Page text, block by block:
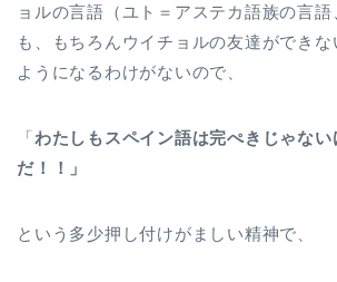
ョルの言語（ユト＝アステカ語族の言語
も、もちろんウイチョルの友達ができ
ようになるわけがないので、
「わたしもスペイン語は完ぺきじゃな
だ！！」
という多少押し付けがましい精神で、